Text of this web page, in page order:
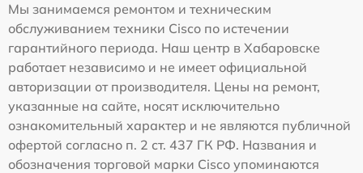
Мы занимаемся ремонтом и техническим
обслуживанием техники Cisco по истечении
гарантийного периода. Наш центр в Хабаровске
работает независимо и не имеет официальной
авторизации от производителя. Цены на ремонт,
указанные на сайте, носят исключительно
ознакомительный характер и не являются публичной
офертой согласно п. 2 ст. 437 ГК РФ. Названия и
обозначения торговой марки Cisco упоминаются